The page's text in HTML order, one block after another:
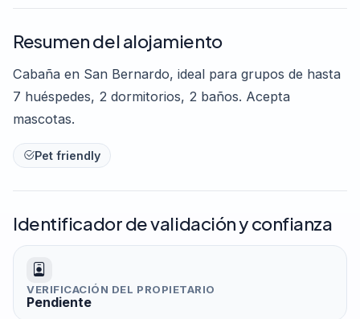
Resumen del alojamiento
Cabaña en San Bernardo, ideal para grupos de hasta
7 huéspedes, 2 dormitorios, 2 baños. Acepta
mascotas.
Pet friendly
Identificador de validación y confianza
VERIFICACIÓN DEL PROPIETARIO
Pendiente